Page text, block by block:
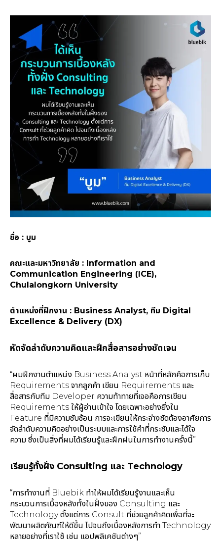
ชื่อ : บูม
คณะและมหาวิทยาลัย : Information and
Communication Engineering (ICE),
Chulalongkorn University
ตำแหน่งที่ฝึกงาน : Business Analyst, ทีม Digital
Excellence & Delivery (DX)
หัดจัดลำดับความคิดและฝึกสื่อสารอย่างชัดเจน
“ผมฝึกงานตำแหน่ง Business Analyst หน้าที่หลักคือการเก็บ
Requirements จากลูกค้า เขียน Requirements และ
สื่อสารกับทีม Developer ความท้าทายที่เจอคือการเขียน
Requirements ให้ผู้อ่านเข้าใจ โดยเฉพาะอย่างยิ่งใน
Feature ที่มีความซับซ้อน การจะเขียนให้กระจ่างชัดต้องอาศัยการ
จัดลำดับความคิดอย่างเป็นระบบและการใช้คำที่กระชับและได้ใจ
ความ ซึ่งเป็นสิ่งที่ผมได้เรียนรู้และฝึกฝนในการทำงานครั้งนี้”
เรียนรู้ทั้งฝั่ง Consulting และ Technology
“การทำงานที่ Bluebik ทำให้ผมได้เรียนรู้งานและเห็น
กระบวนการเบื้องหลังทั้งในฝั่งของ Consulting และ
Technology ตั้งแต่การ Consult ที่ช่วยลูกค้าคิดเพื่อที่จะ
พัฒนาผลิตภัณฑ์ให้ดีขึ้น ไปจนถึงเบื้องหลังการทำ Technology
หลายอย่างที่เราใช้ เช่น แอปพลิเคชันต่างๆ”